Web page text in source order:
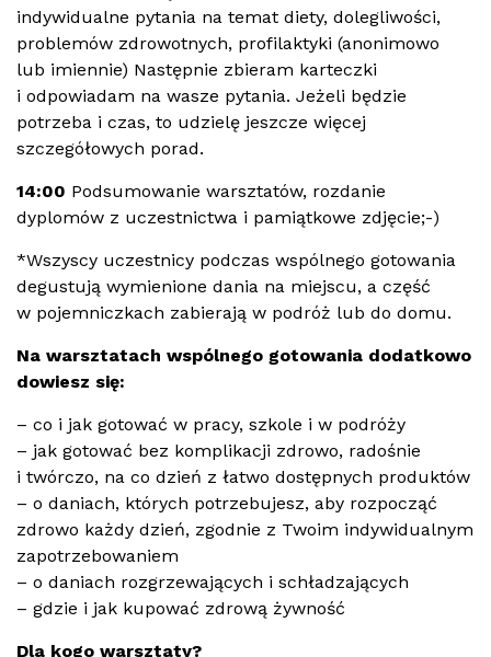
indywidualne pytania na temat diety, dolegliwości,
problemów zdrowotnych, profilaktyki (anonimowo
lub imiennie) Następnie zbieram karteczki
i odpowiadam na wasze pytania. Jeżeli będzie
potrzeba i czas, to udzielę jeszcze więcej
szczegółowych porad.
14:00 Podsumowanie warsztatów, rozdanie
dyplomów z uczestnictwa i pamiątkowe zdjęcie;-)
*Wszyscy uczestnicy podczas wspólnego gotowania
degustują wymienione dania na miejscu, a część
w pojemniczkach zabierają w podróż lub do domu.
Na warsztatach wspólnego gotowania dodatkowo
dowiesz się:
– co i jak gotować w pracy, szkole i w podróży
– jak gotować bez komplikacji zdrowo, radośnie
i twórczo, na co dzień z łatwo dostępnych produktów
– o daniach, których potrzebujesz, aby rozpocząć
zdrowo każdy dzień, zgodnie z Twoim indywidualnym
zapotrzebowaniem
– o daniach rozgrzewających i schładzających
– gdzie i jak kupować zdrową żywność
Dla kogo warsztaty?